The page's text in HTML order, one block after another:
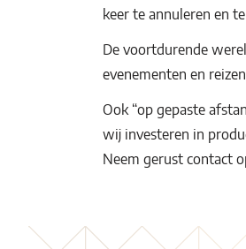
keer te annuleren en
De voortdurende
evenementen en
Ook “op gepaste
wij investeren in
Neem gerust contact